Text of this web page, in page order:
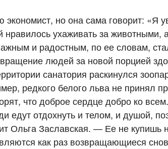
но она сама говорит: «Я
нравилось ухаживать за животными,
и радостным, по ее словам,
людей за новой порцией
санатория раскинулся
редкого белого льва не принял
что доброе сердце добро ко
едут отдохнуть и телом, и душой,
Ольга Заславская. — Ее не купишь
как раз возвращающиеся